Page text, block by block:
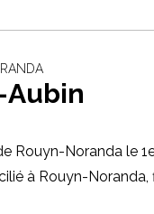
Aubin
Rouyn-Noranda le
à Rouyn-